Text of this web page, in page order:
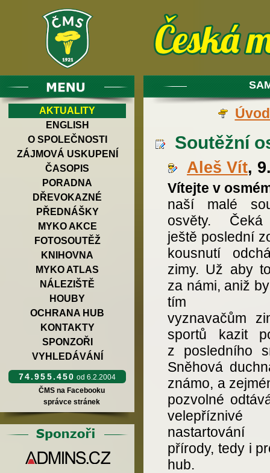
AKTUALITY
ENGLISH
O SPOLEČNOSTI
ZÁJMOVÁ USKUPENÍ
ČASOPIS
PORADNA
DŘEVOKAZNÉ
PŘEDNÁŠKY
MYKO AKCE
FOTOSOUTĚŽ
KNIHOVNA
MYKO ATLAS
NÁLEZIŠTĚ
HOUBY
OCHRANA HUB
KONTAKTY
SPONZOŘI
VYHLEDÁVÁNÍ
74.955.450 od 6.2.2004
ČMS na Facebooku
správce stránek
Soutěžní
Aleš Vít,
Vítejte v
naší malé
osvěty.
ještě poslední
kousnutí
zimy. Už aby
za námi, aniž
tím
vyznavačům
sportů kazit
z posledního
Sněhová
známo, a
pozvolné
nastartování
přírody, tedy i
hub.